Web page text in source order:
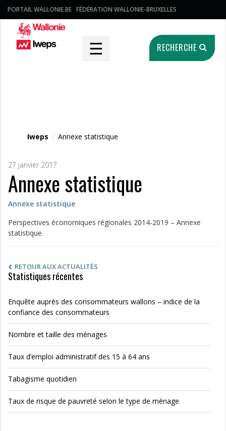
PORTAIL WALLONIE.BE FÉDÉRATION WALLONIE-BRUXELLES
☰ RECHERCHE
Iweps / Annexe statistique
27 janvier 2017
Annexe statistique
Annexe statistique
Perspectives économiques régionales 2014-2019 – Annexe
statistique
RETOUR AUX ACTUALITÉS
Statistiques récentes
Enquête auprès des consommateurs wallons – indice de la
confiance des consommateurs
Nombre et taille des ménages
Taux d’emploi administratif des 15 à 64 ans
Tabagisme quotidien
Taux de risque de pauvreté selon le type de ménage